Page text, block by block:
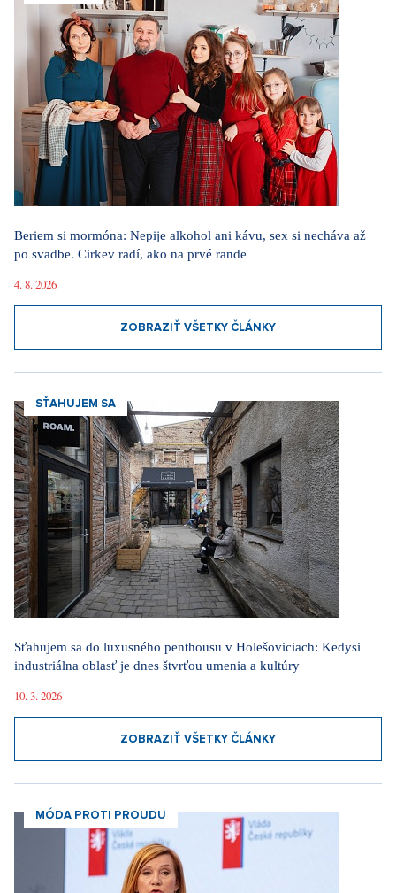
Beriem si mormóna: Nepije alkohol ani kávu, sex si necháva až
po svadbe. Cirkev radí, ako na prvé rande
4. 8. 2026
ZOBRAZIŤ VŠETKY ČLÁNKY
SŤAHUJEM SA
Sťahujem sa do luxusného penthousu v Holešoviciach: Kedysi
industriálna oblasť je dnes štvrťou umenia a kultúry
10. 3. 2026
ZOBRAZIŤ VŠETKY ČLÁNKY
MÓDA PROTI PROUDU